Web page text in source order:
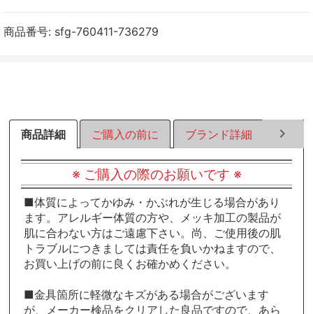
ェ
ア
す
ェ
ア
ェ
ア
商品番号: sfg-760411-736279
商品詳細 ご購入の前に ブランド詳細 ラッ
※ ご購入の際のお願いです ※
■体質によってかゆみ・かぶれが生じる場合があり
ます。アレルギー体質の方や、メッキ加工の製品が
肌に合わない方はご遠慮下さい。尚、ご使用後の肌
トラブルにつきましては責任を負いかねますので、
お買い上げの前に良くお確かめください。
■金具箇所に軽微なキズがある場合がございます
が、メーカー検品をクリアした良品ですので、あら